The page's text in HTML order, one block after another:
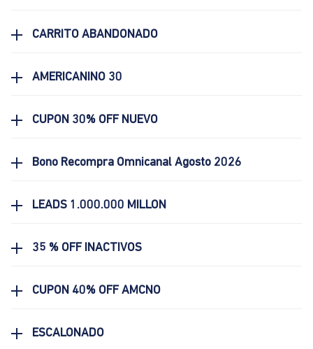
CARRITO ABANDONADO
AMERICANINO 30
CUPON 30% OFF NUEVO
Bono Recompra Omnicanal Agosto 2026
LEADS 1.000.000 MILLON
35 % OFF INACTIVOS
CUPON 40% OFF AMCNO
ESCALONADO